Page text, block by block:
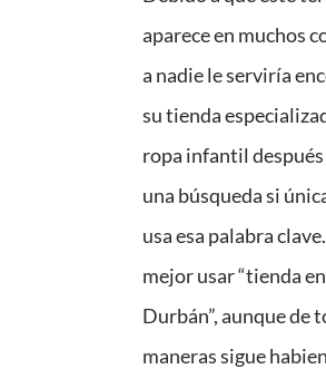
aparece en muchos
a nadie le serviría
su tienda
ropa infantil después
una búsqueda si
usa esa palabra
mejor usar “tienda en
Durbán”, aunque de
maneras sigue